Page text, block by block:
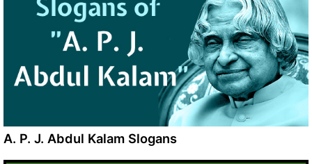
A. P. J. Abdul Kalam Slogans